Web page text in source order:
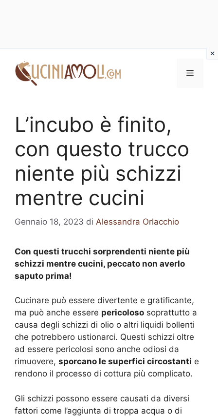
contenuto
Menu
L’incubo è finito,
con questo trucco
niente più schizzi
mentre cucini
Gennaio 18, 2023 di Alessandra Orlacchio
Con questi trucchi sorprendenti niente più
schizzi mentre cucini, peccato non averlo
saputo prima!
Cucinare può essere divertente e gratificante,
ma può anche essere pericoloso soprattutto a
causa degli schizzi di olio o altri liquidi bollenti
che potrebbero ustionarci. Questi schizzi oltre
ad essere pericolosi sono anche odiosi da
rimuovere, sporcano le superfici circostanti e
rendono il processo di cottura più complicato.
Gli schizzi possono essere causati da diversi
fattori come l’aggiunta di troppa acqua o di